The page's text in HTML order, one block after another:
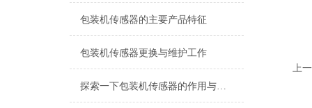
包装机传感器的主要产品特征
包装机传感器更换与维护工作
探索一下包装机传感器的作用与原理
上